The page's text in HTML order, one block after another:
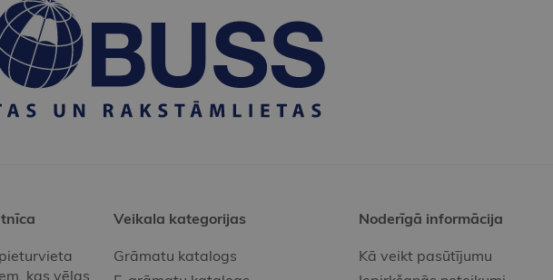
kas vēlas
Veikala kategorijas
Grāmatu katalogs
Noderīgā informācija
Kā veikt pasūtījumu